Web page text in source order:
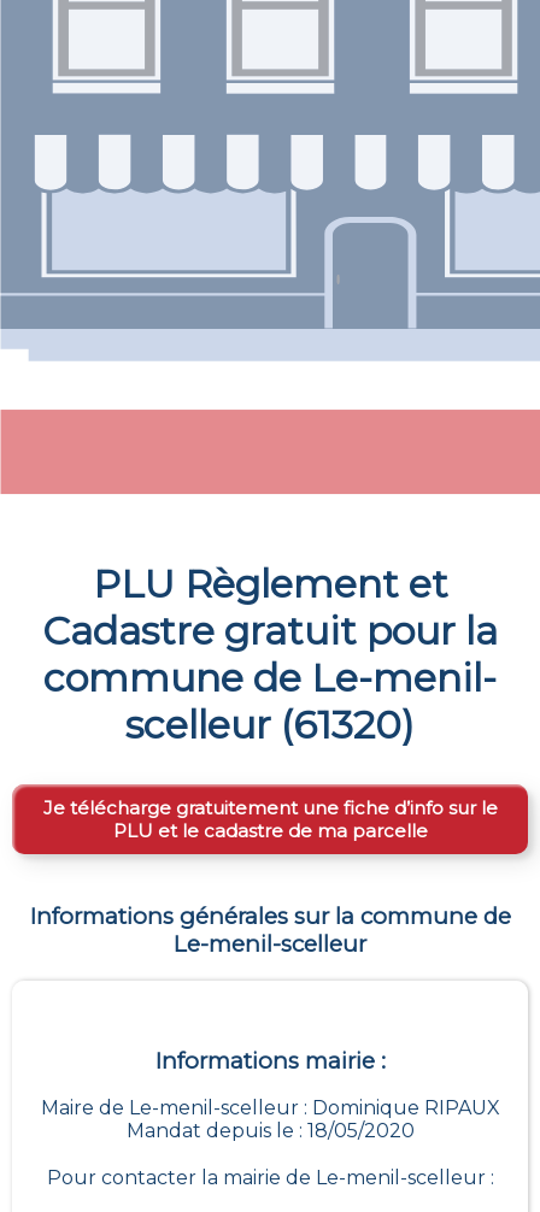
PLU Règlement et
Cadastre gratuit pour la
commune de Le-menil-
scelleur (61320)
Je télécharge gratuitement une fiche d’info sur le
PLU et le cadastre de ma parcelle
Informations générales sur la commune de
Le-menil-scelleur
Informations mairie :
Maire de Le-menil-scelleur : Dominique RIPAUX
Mandat depuis le : 18/05/2020
Pour contacter la mairie de Le-menil-scelleur: